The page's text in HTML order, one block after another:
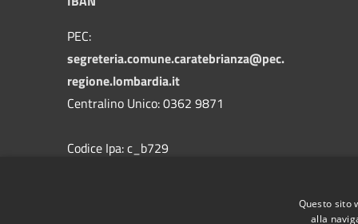
PEC:
segreteria.comune.caratebrianza@pec.
regione.lombardia.it
Centralino Unico: 0362 9871
Codice Ipa: c_b729
Questo sito
alla